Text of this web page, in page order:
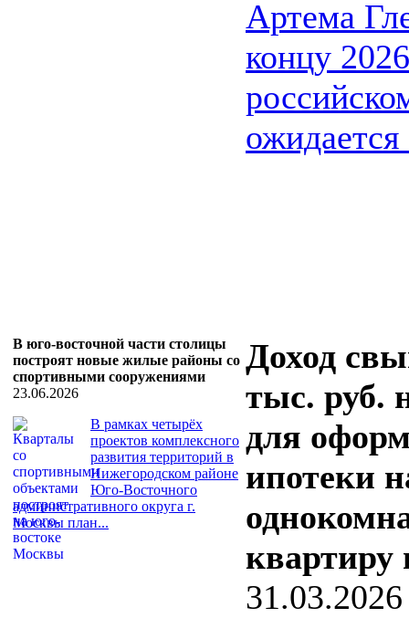
Артема
концу
ожидается
В юго-восточной части столицы
построят новые жилые районы со
спортивными сооружениями
23.06.2026
В рамках четырёх
проектов комплексного
развития территорий в
Нижегородском районе
Юго-Восточного
административного округа г.
Москвы план...
Доход
тыс. руб.
для
ипотеки
квартиру
31.03.2026